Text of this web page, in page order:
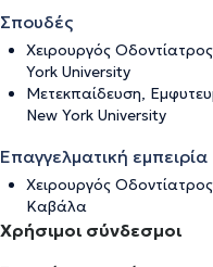
Σπουδές
Χειρουργός
York University
Mετεκπαίδευση,
New York University
Επαγγελματική εμπειρία
Χειρουργός
Καβάλα
Χρήσιμοι σύνδεσμοι